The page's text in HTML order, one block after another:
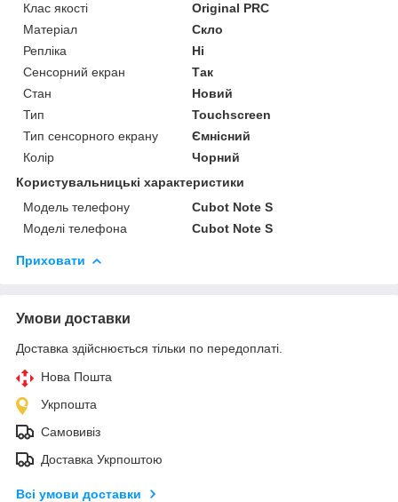
Клас якості
Original PRC
Матеріал
Скло
Репліка
Ні
Сенсорний екран
Так
Стан
Новий
Тип
Touchscreen
Тип сенсорного екрану
Ємнісний
Колір
Чорний
Користувальницькі характеристики
Модель телефону
Cubot Note S
Моделі телефона
Cubot Note S
Приховати
Умови доставки
Доставка здійснюється тільки по передоплаті.
Нова Пошта
Укрпошта
Самовивіз
Доставка Укрпоштою
Всі умови доставки